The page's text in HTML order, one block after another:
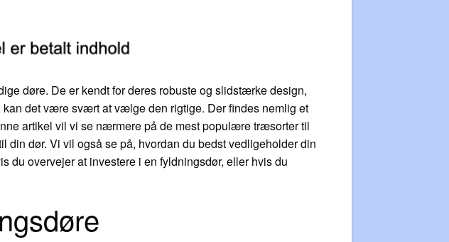
døre. De er kendt for deres robuste og slidstærke design,
det være svært at vælge den rigtige. Der findes nemlig et
artikel vil vi se nærmere på de mest populære træsorter til
dør. Vi vil også se på, hvordan du bedst vedligeholder din
du overvejer at investere i en fyldningsdør, eller hvis du